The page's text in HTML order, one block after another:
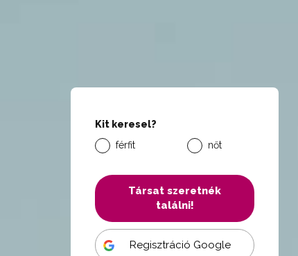
Kit keresel?
férfit
nőt
Társat szeretnék
találni!
Regisztráció Google